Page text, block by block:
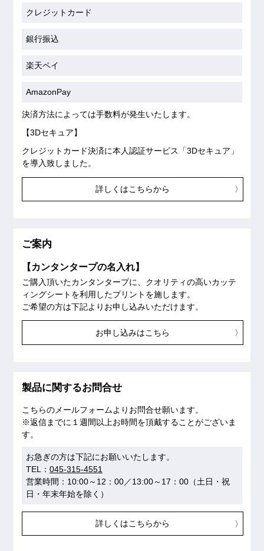
クレジットカード
銀行振込
楽天ペイ
AmazonPay
決済方法によっては手数料が発生いたします。
【3Dセキュア】
クレジットカード決済に本人認証サービス「3Dセキュア」
を導入致しました。
詳しくはこちらから
ご案内
【カンタンタープの名入れ】
ご購入頂いたカンタンタープに、クオリティの高いカッテ
ィングシートを利用したプリントを施します。
ご希望の方は下記よりお申し込みいただけます。
お申し込みはこちら
製品に関するお問合せ
こちらのメールフォームよりお問合せ願います。
※返信までに１週間以上お時間を頂戴することがございま
す。
お急ぎの方は下記にお願いいたします。
TEL： 045-315-4551
営業時間：10:00～12：00／13:00～17：00（土日・祝
日・年末年始を除く）
詳しくはこちらから